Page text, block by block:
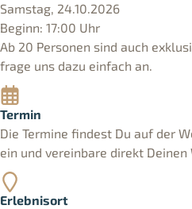
Samstag, 24.10.2026
Beginn: 17:00 Uhr
Ab 20 Personen sind auch
frage uns dazu einfach an.
Termin
Die Termine findest Du auf der
ein und vereinbare direkt Deinen
Erlebnisort